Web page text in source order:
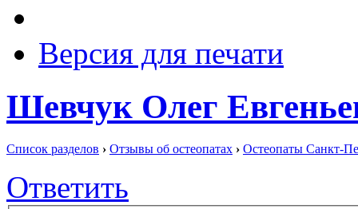
Версия для печати
Шевчук Олег
Список разделов › Отзывы об остеопатах › Остеопаты Санкт-
Ответить